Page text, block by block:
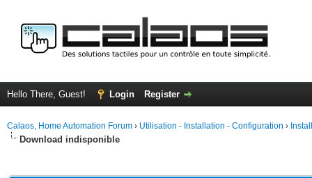
Hello There, Guest! Login Register
Calaos, Home Automation Forum › Utilisation - Installation - Configuration ›
Download indisponible